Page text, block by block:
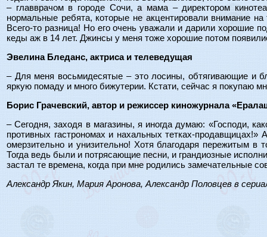
– главврачом в городе Сочи, а мама – директором
нормальные ребята, которые не акцентировали внимание
Всего-то разница! Но его очень уважали и дарили хорошие
кеды аж в 14 лет. Джинсы у меня тоже хорошие потом
Эвелина Бледанс, актриса и телеведущая
– Для меня восьмидесятые – это лосины, обтягивающие и
яркую помаду и много бижутерии. Кстати, сейчас я покупаю
Борис Грачевский, автор и режиссер киножурнала
– Сегодня, заходя в магазины, я иногда думаю: «Господи,
противных гастрономах и нахальных тетках-
омерзительно и унизительно! Хотя благодаря пережитым в
Тогда ведь были и потрясающие песни, и грандиозные
застал те времена, когда при мне родились замечательные
Александр Якин, Мария Аронова, Александр Половцев в